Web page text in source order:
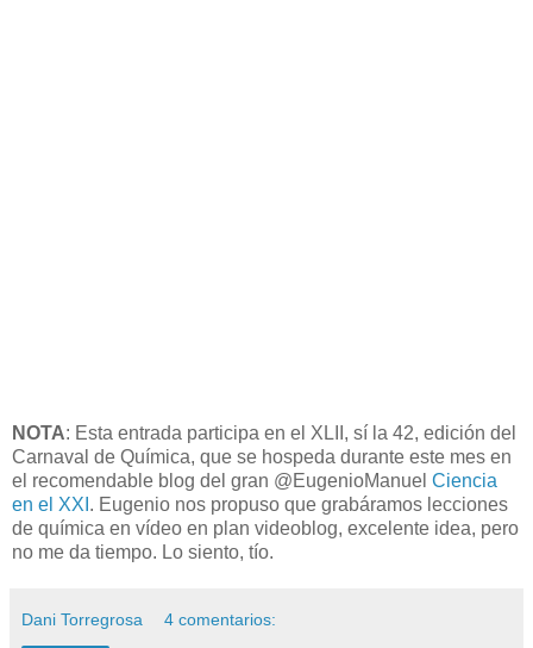
NOTA: Esta entrada participa en el XLII, sí la 42, edición del
Carnaval de Química, que se hospeda durante este mes en
el recomendable blog del gran @EugenioManuel Ciencia
en el XXI . Eugenio nos propuso que grabáramos lecciones
de química en vídeo en plan videoblog, excelente idea, pero
no me da tiempo. Lo siento, tío.
Dani Torregrosa 4 comentarios: